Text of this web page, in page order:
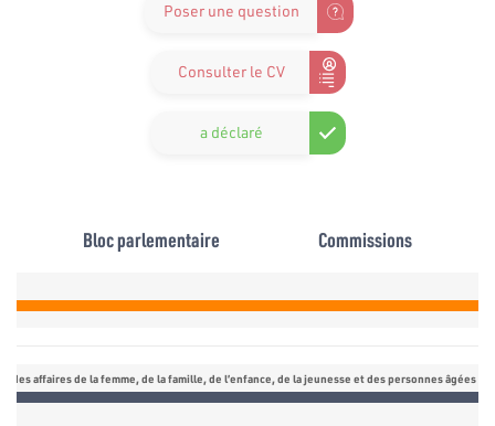
Poser une question
Consulter le CV
a déclaré
Bloc parlementaire Commissions
des affaires de la femme, de la famille, de l’enfance, de la jeunesse et des personnes âgées